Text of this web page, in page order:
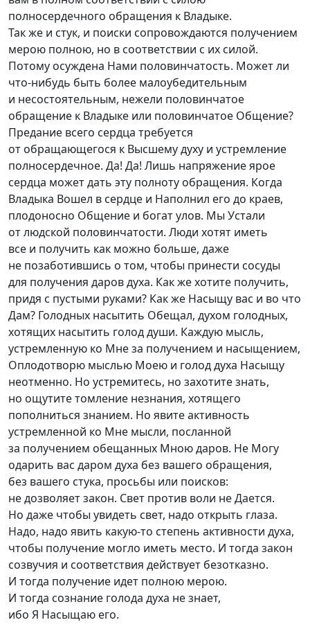
полносердечного обращения к Владыке.
Так же и стук, и поиски сопровождаются получением
мерою полною, но в соответствии с их силой.
Потому осуждена Нами половинчатость. Может ли
что-нибудь быть более малоубедительным
и несостоятельным, нежели половинчатое
обращение к Владыке или половинчатое Общение?
Предание всего сердца требуется
от обращающегося к Высшему духу и устремление
полносердечное. Да! Да! Лишь напряжение ярое
сердца может дать эту полноту обращения. Когда
Владыка Вошел в сердце и Наполнил его до краев,
плодоносно Общение и богат улов. Мы Устали
от людской половинчатости. Люди хотят иметь
все и получить как можно больше, даже
не позаботившись о том, чтобы принести сосуды
для получения даров духа. Как же хотите получить,
придя с пустыми руками? Как же Насыщу вас и во что
Дам? Голодных насытить Обещал, духом голодных,
хотящих насытить голод души. Каждую мысль,
устремленную ко Мне за получением и насыщением,
Оплодотворю мыслью Моею и голод духа Насыщу
неотменно. Но устремитесь, но захотите знать,
но ощутите томление незнания, хотящего
пополниться знанием. Но явите активность
устремленной ко Мне мысли, посланной
за получением обещанных Мною даров. Не Могу
одарить вас даром духа без вашего обращения,
без вашего стука, просьбы или поисков:
не дозволяет закон. Свет против воли не Дается.
Но даже чтобы увидеть свет, надо открыть глаза.
Надо, надо явить какую-то степень активности духа,
чтобы получение могло иметь место. И тогда закон
созвучия и соответствия действует безотказно.
И тогда получение идет полною мерою.
И тогда сознание голода духа не знает,
ибо Я Насыщаю его.